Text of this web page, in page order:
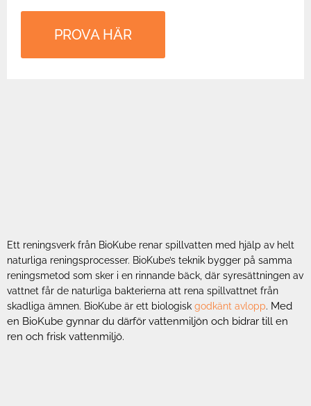
PROVA HÄR
Ett reningsverk från BioKube renar spillvatten med hjälp av helt
naturliga reningsprocesser. BioKube’s teknik bygger på samma
reningsmetod som sker i en rinnande bäck, där syresättningen av
vattnet får de naturliga bakterierna att rena spillvattnet från
skadliga ämnen. BioKube är ett biologisk godkänt avlopp. Med
en BioKube gynnar du därför vattenmiljön och bidrar till en
ren och frisk vattenmiljö.